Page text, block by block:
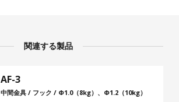
関連する製品
AF-3
中間金具 / フック / Φ1.0（8kg）、Φ1.2（10kg）